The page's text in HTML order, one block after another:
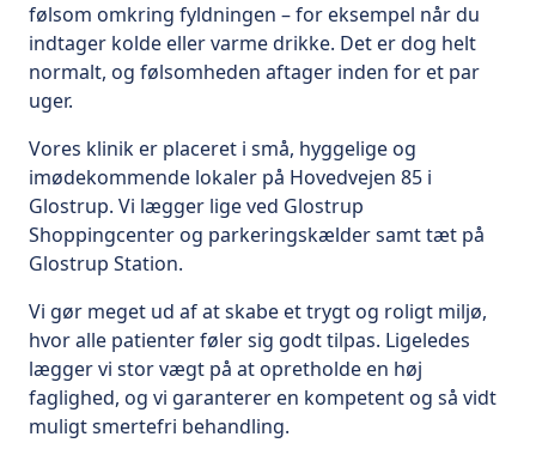
følsom omkring fyldningen – for eksempel når du
indtager kolde eller varme drikke. Det er dog helt
normalt, og følsomheden aftager inden for et par
uger.
Vores klinik er placeret i små, hyggelige og
imødekommende lokaler på Hovedvejen 85 i
Glostrup. Vi lægger lige ved Glostrup
Shoppingcenter og parkeringskælder samt tæt på
Glostrup Station.
Vi gør meget ud af at skabe et trygt og roligt miljø,
hvor alle patienter føler sig godt tilpas. Ligeledes
lægger vi stor vægt på at opretholde en høj
faglighed, og vi garanterer en kompetent og så vidt
muligt smertefri behandling.